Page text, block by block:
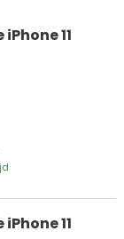
11
11